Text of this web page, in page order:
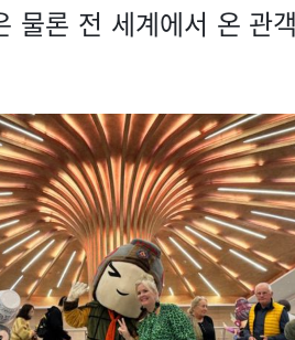
물론 전 세계에서 온 관